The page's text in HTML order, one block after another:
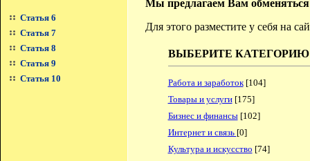
Статья 6
Статья 7
Статья 8
Статья 9
Статья 10
Мы предлагаем Вам
Для этого разместите у себя на
ВЫБЕРИТЕ КАТЕГОРИЮ
Работа и заработок[104]
Товары и услуги[175]
Бизнес и финансы[102]
Интернет и связь [0]
Культура и искусство [74]